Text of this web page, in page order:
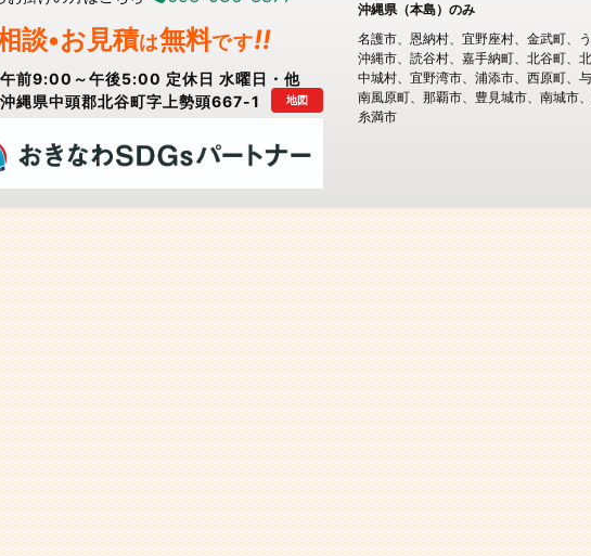
談•お見積は無料です!!
午前9:00～午後5:00 定休日 水曜日・他
沖縄県中頭郡北谷町字上勢頭667-1 地図
沖縄県（本島）のみ
名護市
恩納村 宜野座村 金武町
沖縄市
読谷村 嘉手納町 北谷町
中城村
宜野湾市 浦添市 西原町
南風原町
那覇市 豊見城市 南城市
糸満市